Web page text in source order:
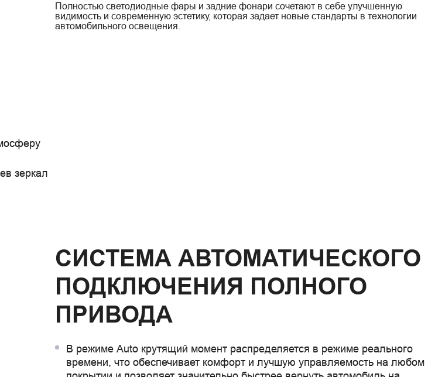
Полностью светодиодные фары и задние фонари сочетают в себе улучшенную
видимость и современную эстетику, которая задает новые стандарты в технологии
автомобильного освещения.
зеркал
СИСТЕМА АВТОМАТИЧЕСКОГО
ПОДКЛЮЧЕНИЯ ПОЛНОГО
ПРИВОДА
В режиме Auto крутящий момент распределяется в режиме реального
времени, что обеспечивает комфорт и лучшую управляемость на любом